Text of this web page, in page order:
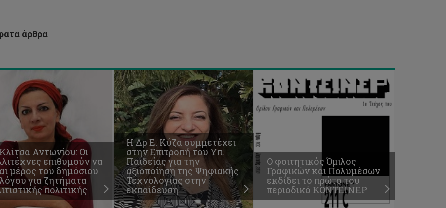
άρθρα
Αντωνίου: Οι
επιθυμούν να
μέρος του δημόσιου
για ζητήματα
πολιτικής
Η Δρ Ε. Κύζα συμμετέχει
στην Επιτροπή του Υπ.
Παιδείας για την
αξιοποίηση της Ψηφιακής
Τεχνολογίας στην
εκπαίδευση
Ο φοιτητικός Όμιλος
Γραφικών και Πολυμέσων
εκδίδει το πρώτο του
περιοδικό ΚΟΝΤΕΙΝΕΡ